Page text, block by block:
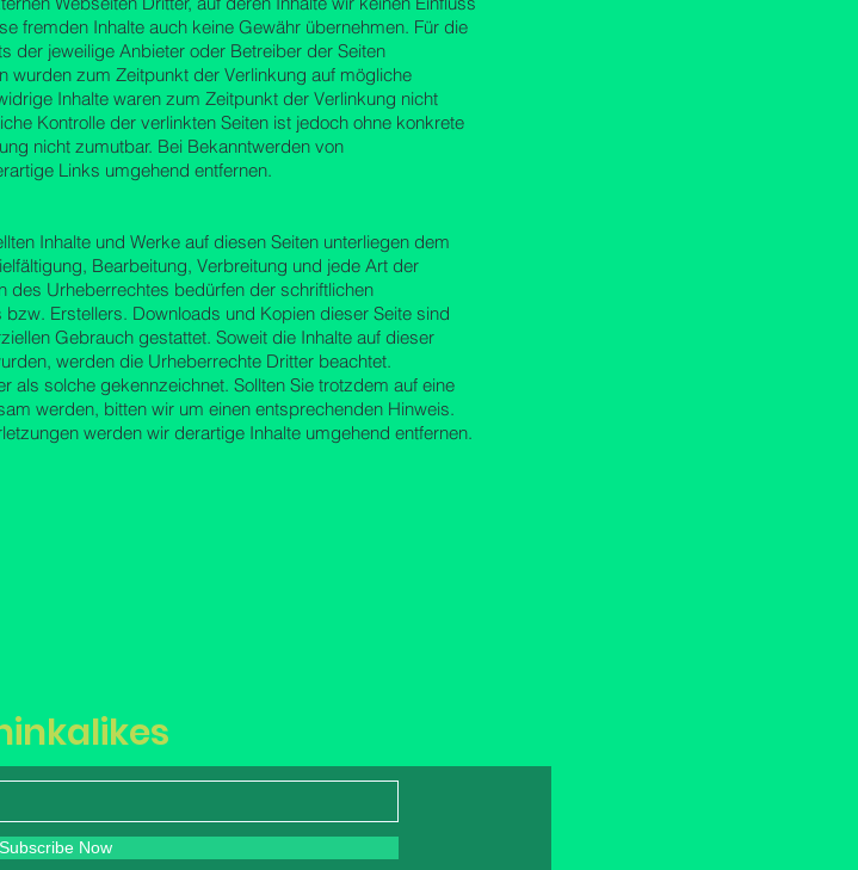
fremden Inhalte auch keine Gewähr übernehmen. Für die
der jeweilige Anbieter oder Betreiber der Seiten
wurden zum Zeitpunkt der Verlinkung auf mögliche
Inhalte waren zum Zeitpunkt der Verlinkung nicht
Kontrolle der verlinkten Seiten ist jedoch ohne konkrete
nicht zumutbar. Bei Bekanntwerden von
Links umgehend entfernen.
Inhalte und Werke auf diesen Seiten unterliegen dem
Bearbeitung, Verbreitung und jede Art der
des Urheberrechtes bedürfen der schriftlichen
Erstellers. Downloads und Kopien dieser Seite sind
Gebrauch gestattet. Soweit die Inhalte auf dieser
werden die Urheberrechte Dritter beachtet.
als solche gekennzeichnet. Sollten Sie trotzdem auf eine
werden, bitten wir um einen entsprechenden Hinweis.
werden wir derartige Inhalte umgehend entfernen.
Subscribe Now